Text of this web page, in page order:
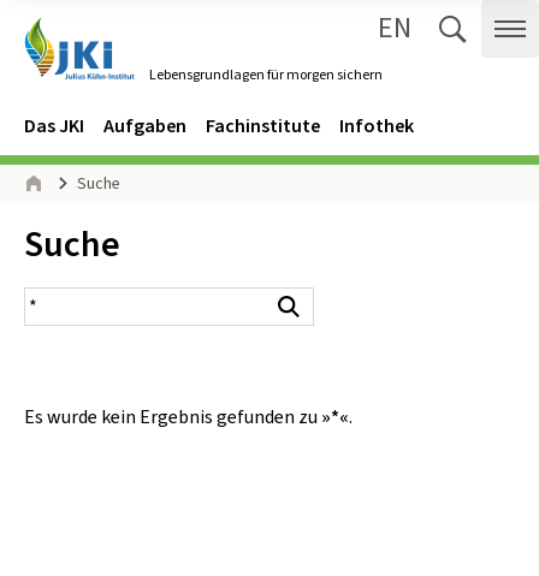
Lebensgrundlagen für morgen sichern
EN
Navigation
Hauptmenü
Das JKI Aufgaben Fachinstitute Infothek
Seitenpfad
Suche
Inhalt:
Suche
Suchergebnis
Es wurde kein Ergebnis gefunden zu »*«.